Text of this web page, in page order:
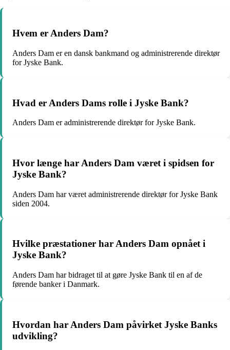
Hvem er Anders Dam?
Anders Dam er en dansk bankmand og administrerende direktør
for Jyske Bank.
Hvad er Anders Dams rolle i Jyske Bank?
Anders Dam er administrerende direktør for Jyske Bank.
Hvor længe har Anders Dam været i spidsen for
Jyske Bank?
Anders Dam har været administrerende direktør for Jyske Bank
siden 2004.
Hvilke præstationer har Anders Dam opnået i
Jyske Bank?
Anders Dam har bidraget til at gøre Jyske Bank til en af de
førende banker i Danmark.
Hvordan har Anders Dam påvirket Jyske Banks
udvikling?